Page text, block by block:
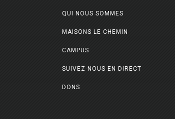
QUI NOUS SOMMES
MAISONS LE CHEMIN
CAMPUS
SUIVEZ-NOUS EN DIRECT
DONS